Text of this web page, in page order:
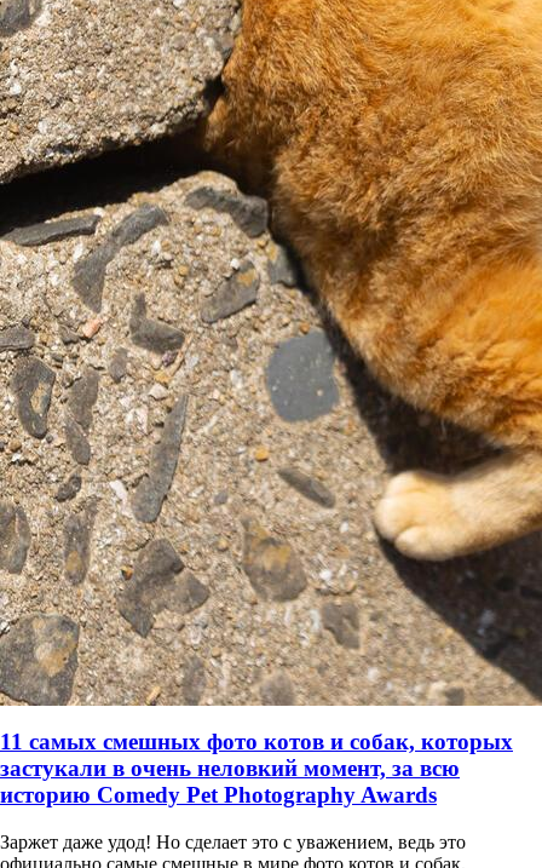
11 самых смешных фото котов и собак, которых
застукали в очень неловкий момент, за всю
историю Comedy Pet Photography Awards
Заржет даже удод! Но сделает это с уважением, ведь это
официально самые смешные в мире фото котов и собак,